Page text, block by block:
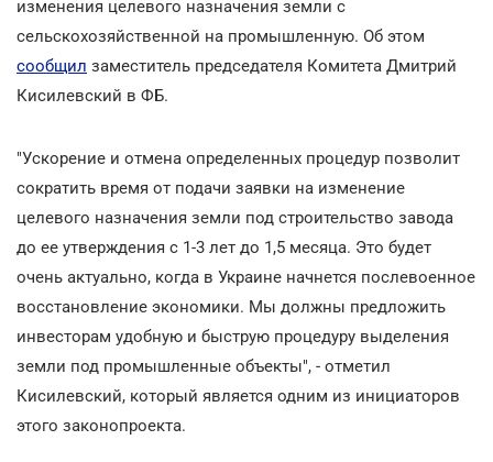
изменения целевого назначения земли с
сельскохозяйственной на промышленную. Об этом
сообщил заместитель председателя Комитета Дмитрий
Кисилевский в ФБ.
"Ускорение и отмена определенных процедур позволит
сократить время от подачи заявки на изменение
целевого назначения земли под строительство завода
до ее утверждения с 1-3 лет до 1,5 месяца. Это будет
очень актуально, когда в Украине начнется послевоенное
восстановление экономики. Мы должны предложить
инвесторам удобную и быструю процедуру выделения
земли под промышленные объекты", - отметил
Кисилевский, который является одним из инициаторов
этого законопроекта.